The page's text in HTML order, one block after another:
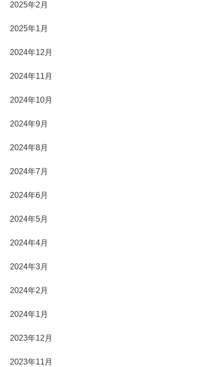
2025年2月
2025年1月
2024年12月
2024年11月
2024年10月
2024年9月
2024年8月
2024年7月
2024年6月
2024年5月
2024年4月
2024年3月
2024年2月
2024年1月
2023年12月
2023年11月